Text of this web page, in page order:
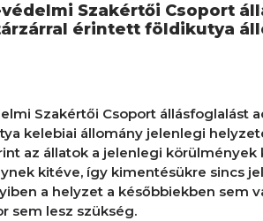
Szakértői Csoport
érintett földikutya
Szakértői Csoport állásfoglalást
kelebiai állomány jelenlegi
az állatok a jelenlegi
kitéve, így kimentésükre sincs
a helyzet a későbbiekben sem
sem lesz szükség.